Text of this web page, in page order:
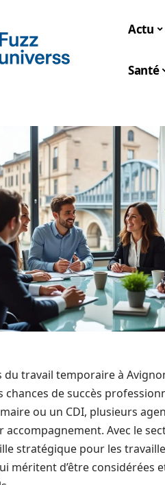
Actu
Santé
du travail temporaire à
chances de succès
ou un CDI, plusieurs
accompagnement. Avec le
stratégique pour les
méritent d’être